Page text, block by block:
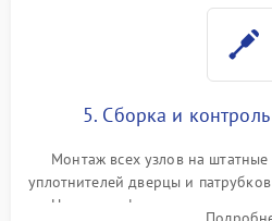
5. Сборка и
Монтаж всех узлов на штатные
уплотнителей дверцы и
Надежная фиксация хомутов